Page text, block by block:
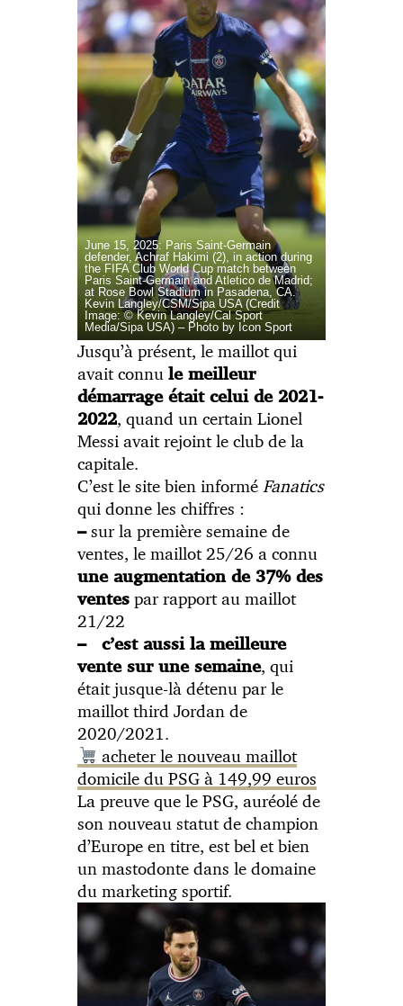
June 15, 2025: Paris Saint-Germain
defender, Achraf Hakimi (2), in action during
the FIFA Club World Cup match between
Paris Saint-Germain and Atletico de Madrid;
at Rose Bowl Stadium in Pasadena, CA.
Kevin Langley/CSM/Sipa USA (Credit
Image: © Kevin Langley/Cal Sport
Media/Sipa USA) – Photo by Icon Sport
Jusqu’à présent, le maillot qui
avait connule meilleur
démarrage était celui de 2021-
2022, quand un certain Lionel
Messi avait rejoint le club de la
capitale.
C’est le site bien informé Fanatics
qui donne les chiffres :
–sur la première semaine de
ventes, le maillot 25/26 a connu
une augmentation de 37% des
ventes par rapport au maillot
21/22
– c’est aussi la meilleure
vente sur une semaine, qui
était jusque-là détenu par le
maillot third Jordan de
2020/2021.
acheter le nouveau maillot
domicile du PSG à 149,99 euros
La preuve que le PSG, auréolé de
son nouveau statut de champion
d’Europe en titre, est bel et bien
un mastodonte dans le domaine
du marketing sportif.